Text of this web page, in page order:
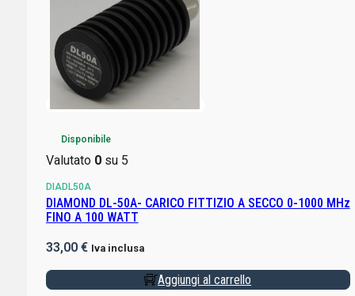
Disponibile
Valutato 0su 5
DIADL50A
DIAMOND DL-50A- CARICO FITTIZIO A SECCO 0-1000 MHz
FINO A 100 WATT
33,00 € Iva inclusa
Aggiungi al carrello